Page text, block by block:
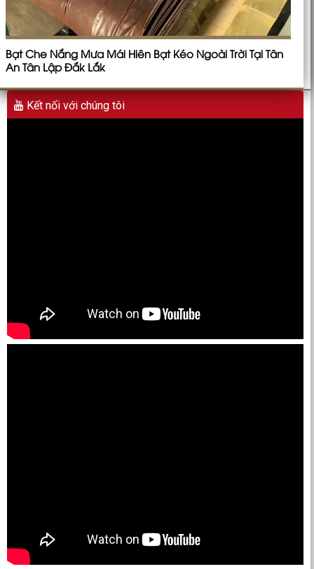
Bạt Che Nắng Mưa Mái Hiên Bạt Kéo Ngoài Trời Tại Tân
An Tân Lập Đắk Lắk
Kết nối với chúng tôi